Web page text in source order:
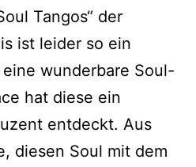
Tangos“ der
ist leider so ein
wunderbare Soul-
hat diese ein
entdeckt. Aus
diesen Soul mit dem